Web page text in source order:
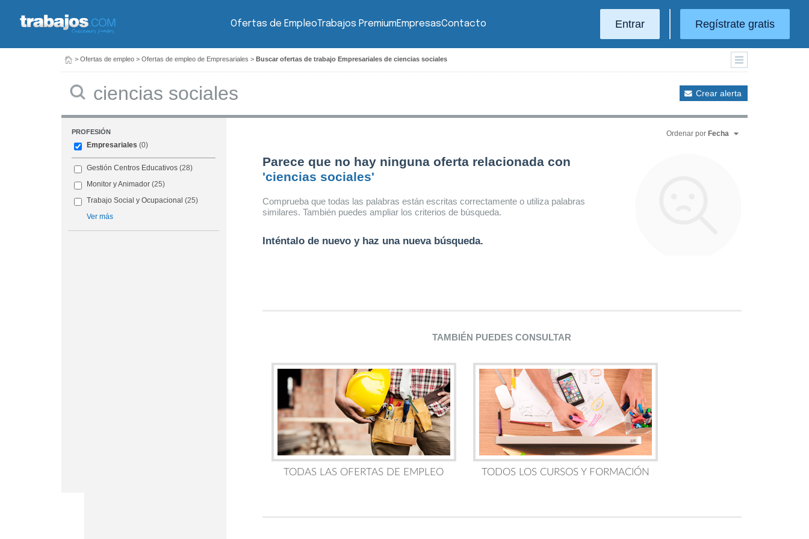
Ofertas de EmpleoTrabajos PremiumEmpresasContacto Entrar Regístrate gratis
> Ofertas de empleo > Ofertas de empleo de Empresariales > Buscar ofertas de trabajo Empresariales de ciencias sociales
Crear alerta
PROFESIÓN
Empresariales (0)
Gestión Centros Educativos (28)
Monitor y Animador (25)
Trabajo Social y Ocupacional (25)
Ver más
Ordenar por Fecha
Parece que no hay ninguna oferta relacionada con
'ciencias sociales'
Comprueba que todas las palabras están escritas correctamente o utiliza palabras
similares. También puedes ampliar los criterios de búsqueda.
Inténtalo de nuevo y haz una nueva búsqueda.
TAMBIÉN PUEDES CONSULTAR
TODAS LAS OFERTAS DE EMPLEO TODOS LOS CURSOS Y FORMACIÓN